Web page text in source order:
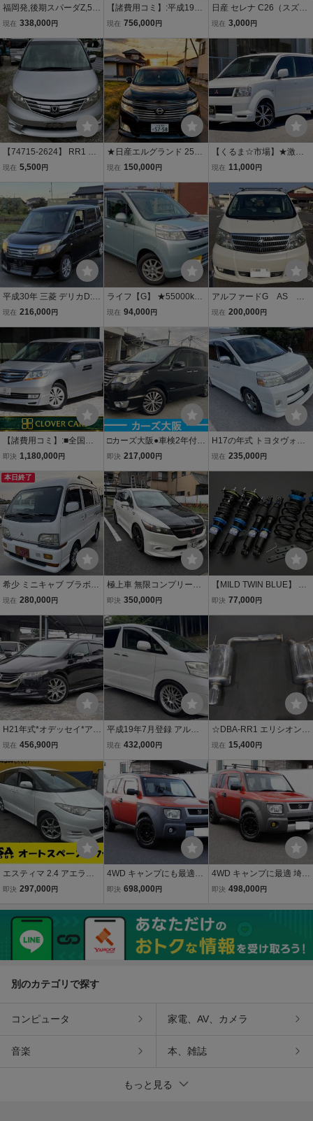
福岡発,後期スパーダZ,5ナ
ンバー8人乗,車検R9年11
動,クルーズコントロール,
大阪南港,徳島港3万円,横
須賀港4.2万円
現在 338,000 円
【諸費用コミ】:平成19年
ホンダ エリシオン 3.0 VG
ートクルーズコントロー
ル
現在 756,000 円
日産 セレナ C26（スズキ
ランディ）用 Clazzio
トカバー 8人乗り用
現在 3,000 円
【74715-2624】 RR1 エ
リシオン ボンネット
G エアロ 2010年 NH700
M K20A ）
現在 5,500 円
★日産エルグランド 250
ハイウェイスター TE52
ビ アルパインモニター ド
ライブレコーダー 満タン
車検付き★
現在 150,000 円
【くるま☆市場】★激安
出品セール！ekスポー
現在 11,000 円
平成30年 三菱 デリカD:2
ハイブリッドSX 修復歴な
現在 216,000 円
ライフ【G】 ★55000k
m！ 車検R10年7月29日！
ラレコ前後・社外アル
ミ・リモコンキー・整備
車 ◇川崎発・高価下
取！
現在 94,000 円
アルファードG AS
２．４ ANH１０W 車
１５年１２月登録 走行
距離１５万キロ 白色
ホワイトパールマイカ
現在 200,000 円
【諸費用コミ】:■全国対
応可■ 平成20年 ホンダ エ
ジ S 4WD 2400cc・走行3
4300
即決 1,180,000 円
□カーズ大阪●車検2年付●
27年セレナ 2.0 ハイウェ
Safety S-HYBRID●3D102
9
即決 217,000 円
H17の年式 トヨタヴォク
シー AZR60G 両側パワー
り切りスタート
現在 235,000 円
本日終了
希少 ミニキャブ ブラボー
4WD GT U44V 車検令和8
ト ４ナンバー
現在 280,000 円
極上車 無限コンプリート
ストリーム RSZ RECAR
ルエアロ Honda Racing
仕様
即決 350,000 円
【MILD TWIN BLUE】 L2
75S/V ミラ/カスタム 車高
ン NEW TYPE
即決 77,000 円
H21年式*オデッセイ*アブ
ソルート*検10/8迄*2万km
正ナビ*アラウンドビュー
モニター*フリップダウン
*純正AW*110316
現在 456,900 円
平成19年7月登録 アルフ
ァードG 3.0MZ Gエディ
移動車登録 乗車定員5人
現在 432,000 円
☆DBA-RR1 エリシオン
から取り外し☆ マフラー
不明★
現在 15,400 円
エスティマ 2.4 アエラス
HDDナビ フルセグTV
即決 297,000 円
4WD キャンプにも最適で
す 埼玉発 ホンダ 人気のエ
ルミ ナビ ETC 内外装キレ
イです 機関好調 足廻り異
音ガタなし
即決 698,000 円
4WD キャンプに最適 埼玉
発 ホンダ 人気のエレメン
リア ナビ TV バックカメ
ラ ETC 記録簿 機関好調
内外装キレイ
即決 498,000 円
別のカテゴリで探す
コンピュータ 家電、AV、カメラ
音楽 本、雑誌
もっと見る